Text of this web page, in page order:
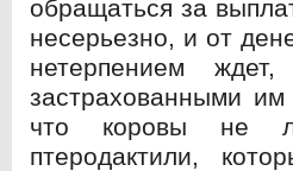
обращаться за
несерьезно, и от
нетерпением
застрахованными
что коровы не
птеродактили,